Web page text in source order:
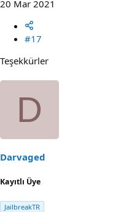
20 Mar 2021
#17
Teşekkürler
D
Darvaged
Kayıtlı Üye
JailbreakTR